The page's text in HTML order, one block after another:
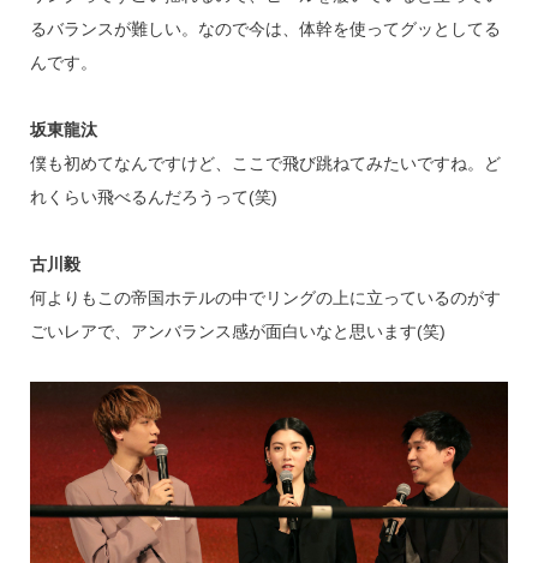
るバランスが難しい。なので今は、体幹を使ってグッとしてる
んです。
坂東龍汰
僕も初めてなんですけど、ここで飛び跳ねてみたいですね。ど
れくらい飛べるんだろうって(笑)
古川毅
何よりもこの帝国ホテルの中でリングの上に立っているのがす
ごいレアで、アンバランス感が面白いなと思います(笑)